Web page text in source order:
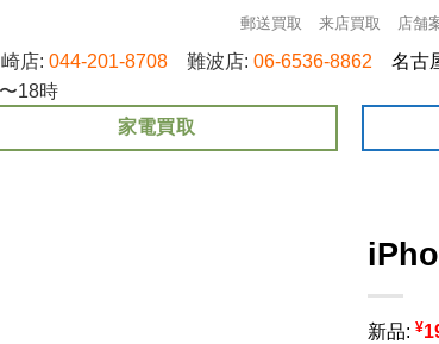
郵送買取 来店買取 店舗
店: 044-201-8708 難波店: 06-6536-8862 名古
18時
家電買取
新品: ¥